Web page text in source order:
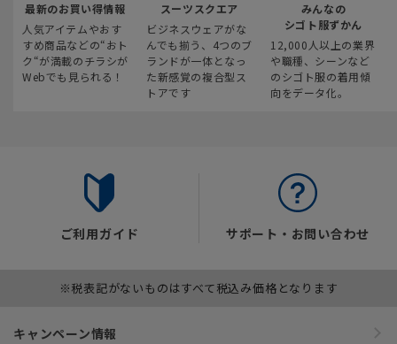
最新のお買い得情報
人気アイテムやおす
すめ商品などの“おト
ク“が満載のチラシが
Webでも見られる！
スーツスクエア
ビジネスウェアがな
んでも揃う、4つのブ
ランドが一体となっ
た新感覚の複合型ス
トアです
みんなの
シゴト服ずかん
12,000人以上の業界
や職種、シーンなど
のシゴト服の着用傾
向をデータ化。
ご利用ガイド サポート・お問い合わせ
※税表記がないものはすべて税込み価格となります
キャンペーン情報